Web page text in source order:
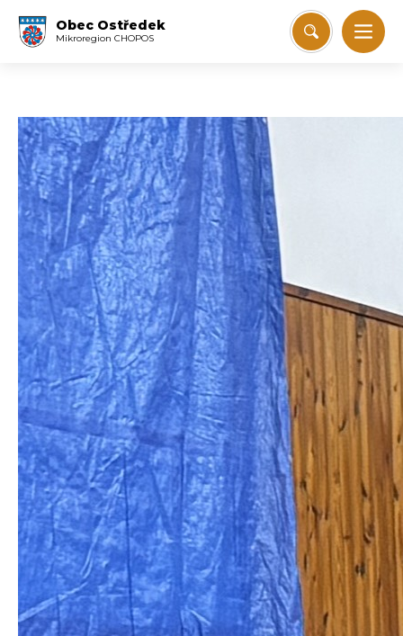
Obec Ostředek
Mikroregion CHOPOS